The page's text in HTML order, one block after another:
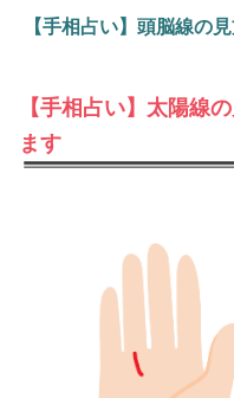
【手相占い】頭脳線の
【手相占い】太陽線
ます